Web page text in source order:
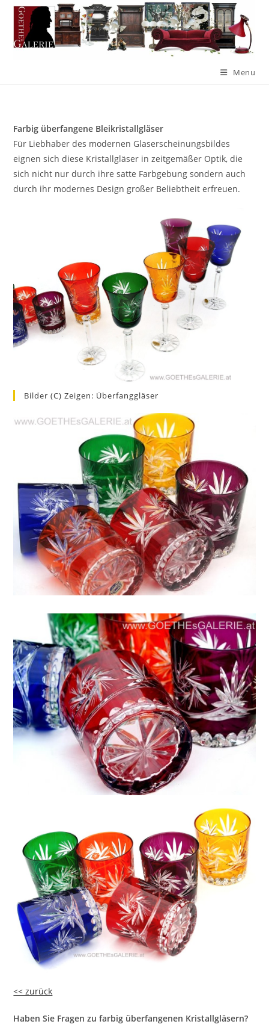
Menu
Farbig überfangene Bleikristallgläser
Für Liebhaber des modernen Glaserscheinungsbildes
eignen sich diese Kristallgläser in zeitgemäßer Optik, die
sich nicht nur durch ihre satte Farbgebung sondern auch
durch ihr modernes Design großer Beliebtheit erfreuen.
Bilder (c) Zeigen: Überfanggläser
<< zurück
Haben Sie Fragen zu farbig überfangenen Kristallgläsern?